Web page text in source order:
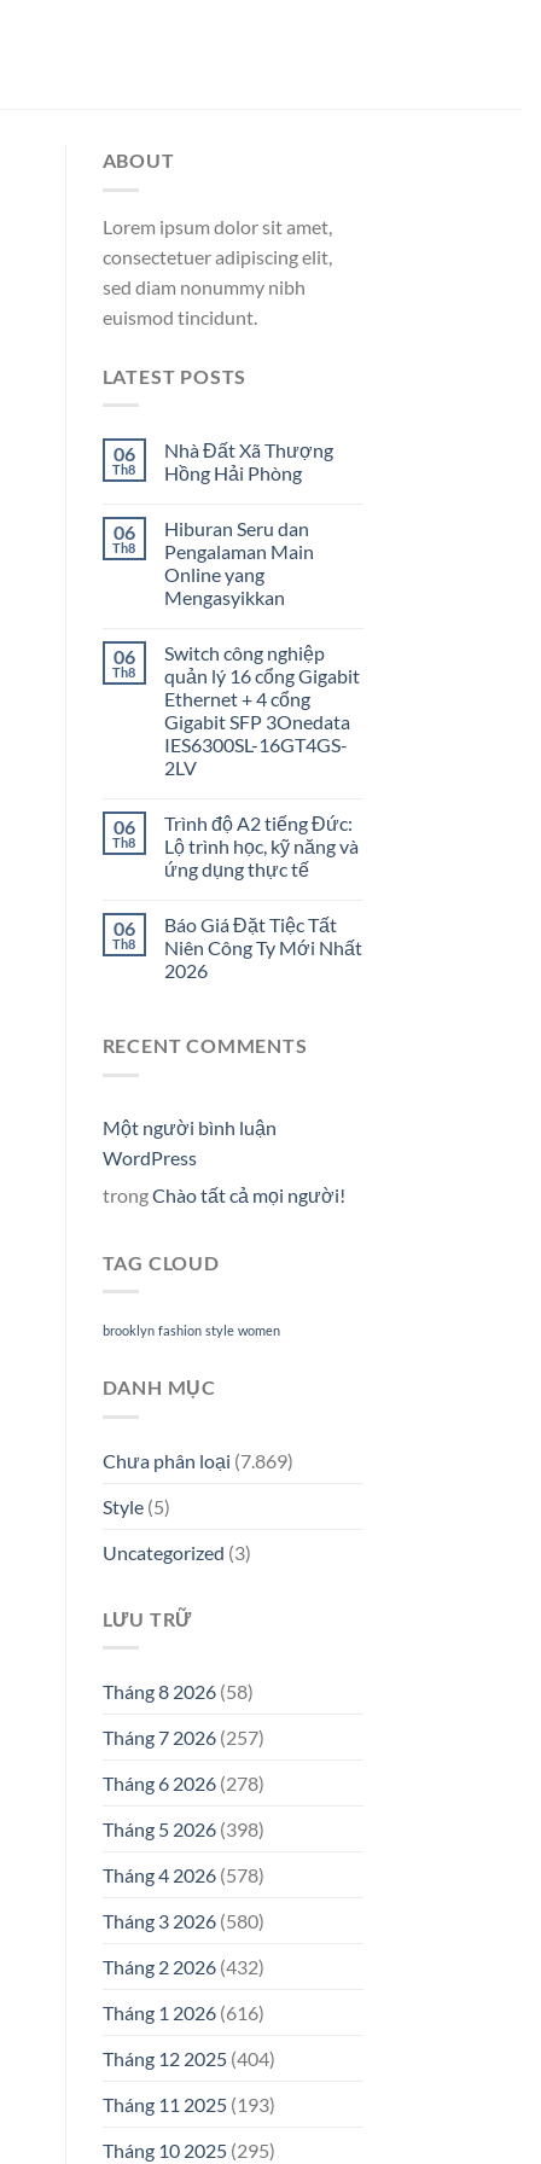
ABOUT
Lorem ipsum dolor sit amet,
consectetuer adipiscing elit,
sed diam nonummy nibh
euismod tincidunt.
LATEST POSTS
06
Th8
Nhà Đất Xã Thượng
Hồng Hải Phòng
06
Th8
Hiburan Seru dan
Pengalaman Main
Online yang
Mengasyikkan
06
Th8
Switch công nghiệp
quản lý 16 cổng Gigabit
Ethernet + 4 cổng
Gigabit SFP 3Onedata
IES6300SL-16GT4GS-
2LV
06
Th8
Trình độ A2 tiếng Đức:
Lộ trình học, kỹ năng và
ứng dụng thực tế
06
Th8
Báo Giá Đặt Tiệc Tất
Niên Công Ty Mới Nhất
2026
RECENT COMMENTS
Một người bình luận
WordPress
trongChào tất cả mọi người!
TAG CLOUD
brooklyn fashion style women
DANH MỤC
Chưa phân loại (7.869)
Style(5)
Uncategorized (3)
LƯU TRỮ
Tháng 8 2026(58)
Tháng 7 2026(257)
Tháng 6 2026(278)
Tháng 5 2026(398)
Tháng 4 2026(578)
Tháng 3 2026(580)
Tháng 2 2026(432)
Tháng 1 2026(616)
Tháng 12 2025(404)
Tháng 11 2025(193)
Tháng 10 2025(295)